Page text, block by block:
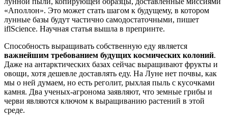
«Аполлон». Это может стать шагом к будущему, в котором
лунные базы будут частично самодостаточными, пишет
iflScience. Научная статья вышла в препринте.
Способность выращивать собственную еду является
важнейшим требованием будущих космических колоний.
Даже на антарктических базах сейчас выращивают фрукты и
овощи, хотя дешевле доставлять еду. На Луне нет почвы, как
мы о ней думаем, но есть реголит, рыхлая пыль с кусочками
камня. Два ученых-агронома заявляют, что земные грибы и
черви являются ключом к выращиванию растений в этой
среде.